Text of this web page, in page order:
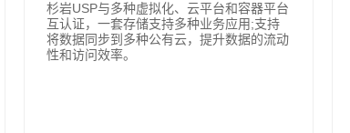
杉岩USP与多种虚拟化、云平台和容器平台
互认证，一套存储支持多种业务应用;支持
将数据同步到多种公有云，提升数据的流动
性和访问效率。